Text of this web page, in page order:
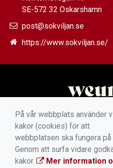
SE-572 32 Oskarshamn
post@sokviljan.se
https://www.sokviljan.se/
På vår webbplats använder
kakor (cookies) för att
webbplatsen ska fungera
Genom att surfa vidare
kakor.
Mer information